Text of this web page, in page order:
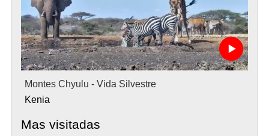
Montes Chyulu - Vida Silvestre
Kenia
Mas visitadas